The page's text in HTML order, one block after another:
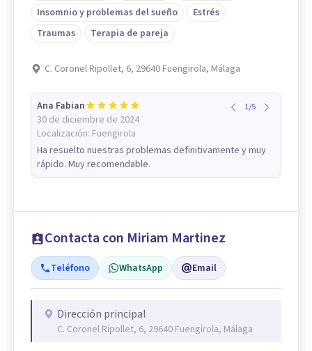
Insomnio y problemas del sueño
Estrés
Traumas
Terapia de pareja
C. Coronel Ripollet, 6, 29640 Fuengirola, Málaga
Ana Fabian
30 de diciembre de 2024
Localización: Fuengirola
1/5
Ha resuelto nuestras problemas definitivamente y muy
rápido. Muy recomendable.
Contacta con Miriam Martinez
Teléfono WhatsApp Email
Dirección principal
C. Coronel Ripollet, 6, 29640 Fuengirola, Málaga